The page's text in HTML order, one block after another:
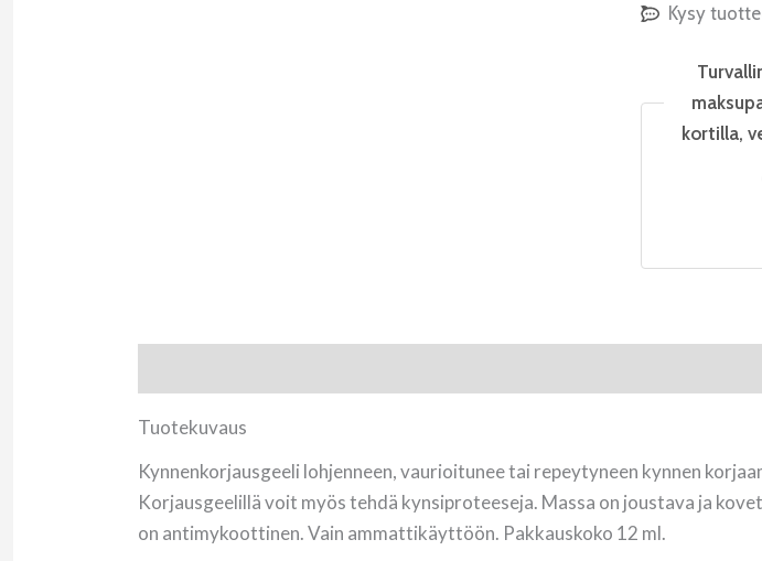
Kysy
kortilla,
Tuotekuvaus
Kynnenkorjausgeeli lohjenneen, vaurioitunee tai repeytyneen kynnen
Korjausgeelillä voit myös tehdä kynsiproteeseja. Massa on joustava ja
on antimykoottinen. Vain ammattikäyttöön. Pakkauskoko 12 ml.